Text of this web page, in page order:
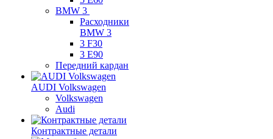
BMW 3
Расходники
BMW 3
3 F30
3 E90
Передний кардан
AUDI Volkswagen
Volkswagen
Audi
Контрактные детали